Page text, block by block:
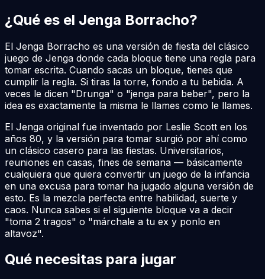
¿Qué es el Jenga Borracho?
El Jenga Borracho es una versión de fiesta del clásico
juego de Jenga donde cada bloque tiene una regla para
tomar escrita. Cuando sacas un bloque, tienes que
cumplir la regla. Si tiras la torre, fondo a tu bebida. A
veces le dicen "Drunga" o "jenga para beber", pero la
idea es exactamente la misma le llames como le llames.
El Jenga original fue inventado por Leslie Scott en los
años 80, y la versión para tomar surgió por ahí como
un clásico casero para las fiestas. Universitarios,
reuniones en casas, fines de semana — básicamente
cualquiera que quiera convertir un juego de la infancia
en una excusa para tomar ha jugado alguna versión de
esto. Es la mezcla perfecta entre habilidad, suerte y
caos. Nunca sabes si el siguiente bloque va a decir
"toma 2 tragos" o "márchale a tu ex y ponlo en
altavoz".
Qué necesitas para jugar